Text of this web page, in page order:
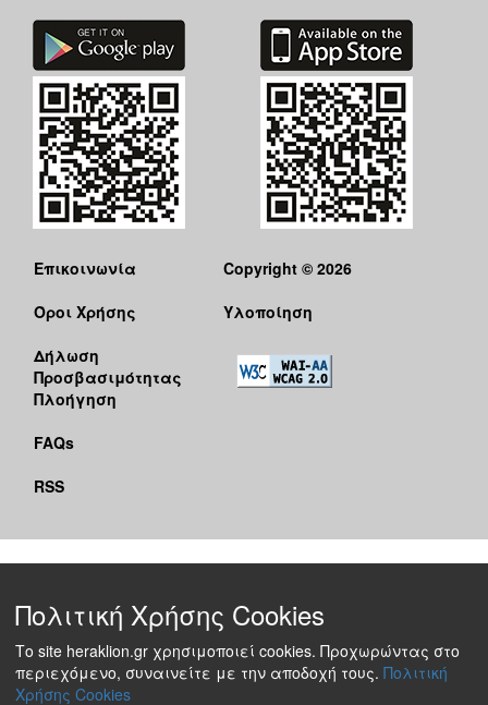
Επικοινωνία
Όροι Χρήσης
Δήλωση
Προσβασιμότητας
Πλοήγηση
FAQs
RSS
Copyright © 2026
Υλοποίηση
Πολιτική Χρήσης Cookies
Το site heraklion.gr χρησιμοποιεί cookies. Προχωρώντας στο
περιεχόμενο, συναινείτε με την αποδοχή τους. Πολιτική
Χρήσης Cookies